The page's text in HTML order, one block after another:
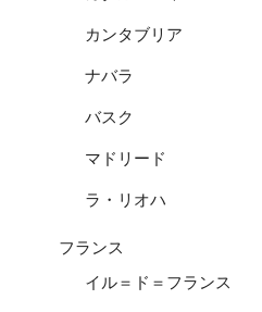
カンタブリア
ナバラ
バスク
マドリード
ラ・リオハ
フランス
イル＝ド＝フランス